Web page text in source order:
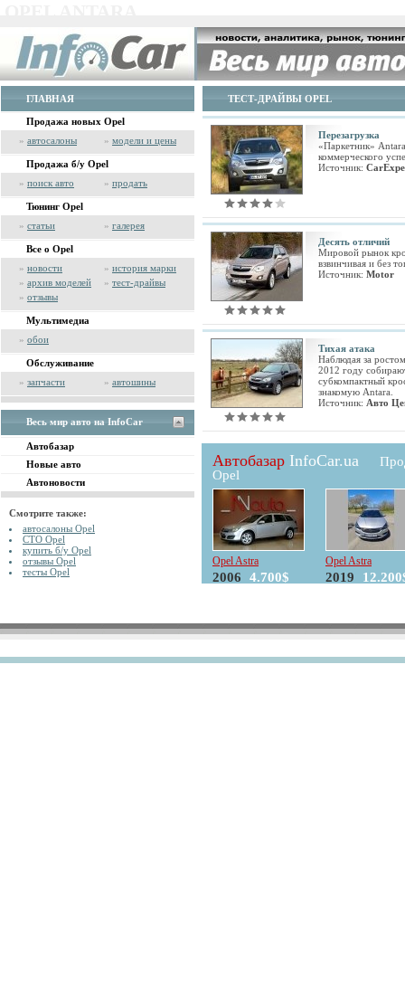
ГЛАВНАЯ
Продажа новых Opel
» автосалоны » модели и цены
Продажа б/у Opel
» поиск авто » продать
Тюнинг Opel
» статьи » галерея
Все о Opel
» новости » история марки
» архив моделей » тест-драйвы
» отзывы
Мультимедиа
» обои
Обслуживание
» запчасти » автошины
Весь мир авто на InfoCar
Автобазар
Новые авто
Автоновости
Смотрите также:
автосалоны Opel
СТО Opel
купить б/у Opel
отзывы Opel
тесты Opel
ТЕСТ-ДРАЙВЫ OPEL
Перезагрузка
«Паркетник»
коммерческого
Источник:
Десять отличий
Мировой рынок
взвинчивая и без
Источник: Motor
Тихая атака
Наблюдая за
2012 году
субкомпактный
знакомую Antara.
Источник: Авто
Автобазар InfoCar.ua
Opel
Opel Astra
2006 4.700$
Opel Astra
2019